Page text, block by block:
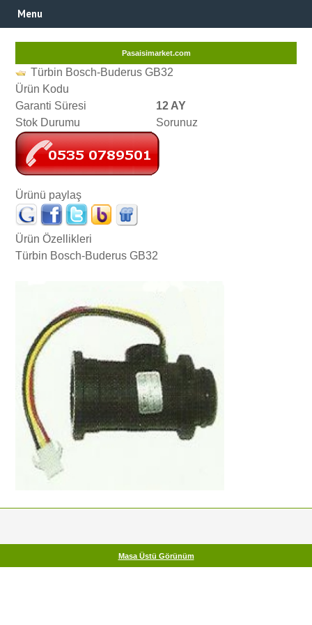
Menu
Pasaisimarket.com
Türbin Bosch-Buderus GB32
Ürün Kodu
Garanti Süresi
12 AY
Stok Durumu
Sorunuz
Ürünü paylaş
Ürün Özellikleri
Türbin Bosch-Buderus GB32
Masa Üstü Görünüm